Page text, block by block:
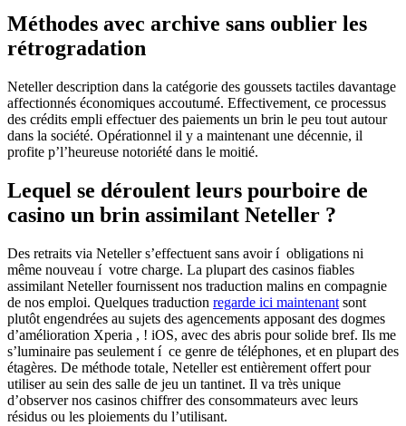
Méthodes avec archive sans oublier les
rétrogradation
Neteller description dans la catégorie des goussets tactiles davantage
affectionnés économiques accoutumé. Effectivement, ce processus
des crédits empli effectuer des paiements un brin le peu tout autour
dans la société. Opérationnel il y a maintenant une décennie, il
profite p’l’heureuse notoriété dans le moitié.
Lequel se déroulent leurs pourboire de
casino un brin assimilant Neteller ?
Des retraits via Neteller s’effectuent sans avoir í obligations ni
même nouveau í votre charge. La plupart des casinos fiables
assimilant Neteller fournissent nos traduction malins en compagnie
de nos emploi. Quelques traduction regarde ici maintenant sont
plutôt engendrées au sujets des agencements apposant des dogmes
d’amélioration Xperia , ! iOS, avec des abris pour solide bref. Ils me
s’luminaire pas seulement í ce genre de téléphones, et en plupart des
étagères. De méthode totale, Neteller est entièrement offert pour
utiliser au sein des salle de jeu un tantinet. Il va très unique
d’observer nos casinos chiffrer des consommateurs avec leurs
résidus ou les ploiements du l’utilisant.